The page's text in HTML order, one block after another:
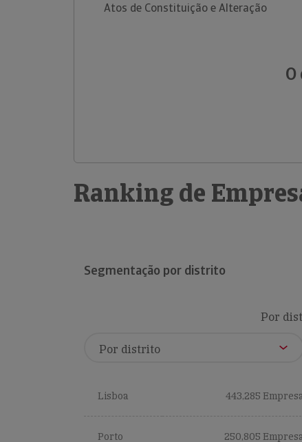
Atos de Constituição e Alteração
Ranking de
Segmentação por distrito
Por
Lisboa 443,285
Porto 250,805